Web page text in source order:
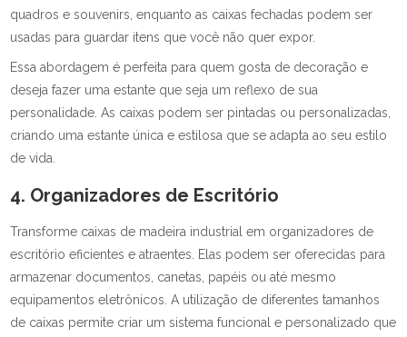
quadros e souvenirs, enquanto as caixas fechadas podem ser
usadas para guardar itens que você não quer expor.
Essa abordagem é perfeita para quem gosta de decoração e
deseja fazer uma estante que seja um reflexo de sua
personalidade. As caixas podem ser pintadas ou personalizadas,
criando uma estante única e estilosa que se adapta ao seu estilo
de vida.
4. Organizadores de Escritório
Transforme caixas de madeira industrial em organizadores de
escritório eficientes e atraentes. Elas podem ser oferecidas para
armazenar documentos, canetas, papéis ou até mesmo
equipamentos eletrônicos. A utilização de diferentes tamanhos
de caixas permite criar um sistema funcional e personalizado que